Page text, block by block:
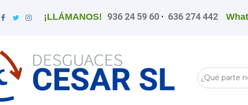
¡LLÁMANOS! 936 24 59 60 · 636 274 442